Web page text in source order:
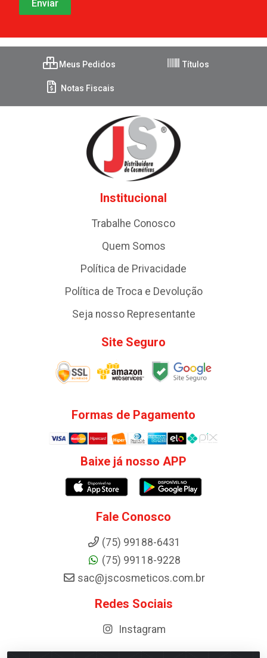
Meus Pedidos Títulos
Notas Fiscais
Institucional
Trabalhe Conosco
Quem Somos
Política de Privacidade
Política de Troca e Devolução
Seja nosso Representante
Site Seguro
Formas de Pagamento
Baixe já nosso APP
Fale Conosco
(75) 99188-6431
(75) 99118-9228
sac@jscosmeticos.com.br
Redes Sociais
Instagram